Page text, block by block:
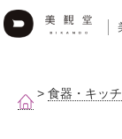
> 食器・キッ